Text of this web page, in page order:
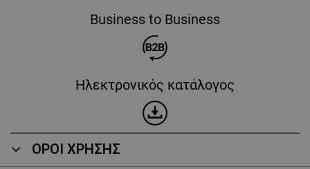
Business to Business
Ηλεκτρονικός κατάλογος
ΟΡΟΙ ΧΡΗΣΗΣ